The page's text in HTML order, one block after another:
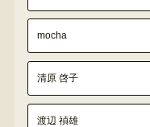
mocha
清原 啓子
渡辺 禎雄